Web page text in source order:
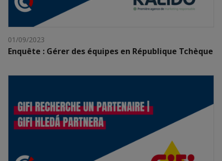
01/09/2023
Enquête : Gérer des équipes en République Tchèque